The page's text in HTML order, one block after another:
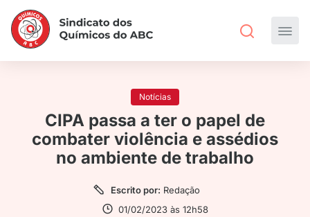
Notícias
CIPA passa a ter o papel de
combater violência e assédios
no ambiente de trabalho
Escrito por: Redação
01/02/2023 às 12h58